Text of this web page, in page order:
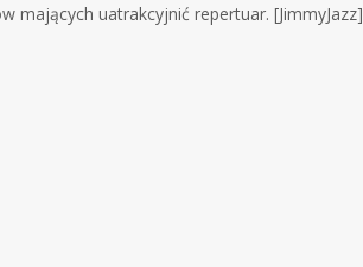
mających uatrakcyjnić repertuar. [JimmyJazz]